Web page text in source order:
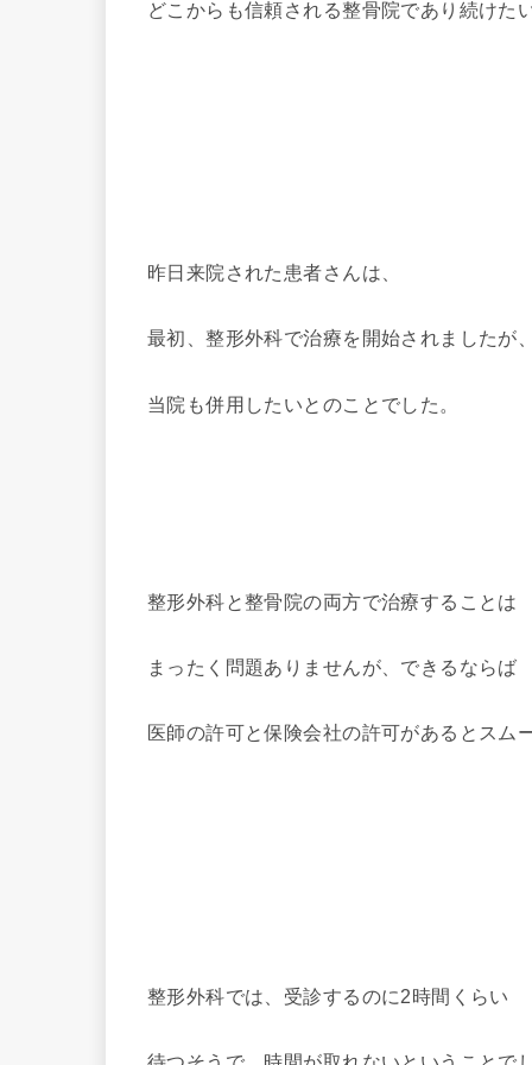
どこからも信頼される整骨院であり続けた
昨日来院された患者さんは、
最初、整形外科で治療を開始されましたが、
当院も併用したいとのことでした。
整形外科と整骨院の両方で治療することは
まったく問題ありませんが、できるならば
医師の許可と保険会社の許可があるとスム
整形外科では、受診するのに2時間くらい